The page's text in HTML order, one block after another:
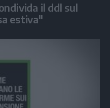
il ddl sul
estiva"